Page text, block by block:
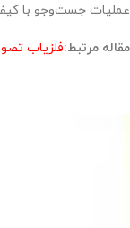
عملیات جست‌وجو با
مقاله مرتبط:فلزیاب